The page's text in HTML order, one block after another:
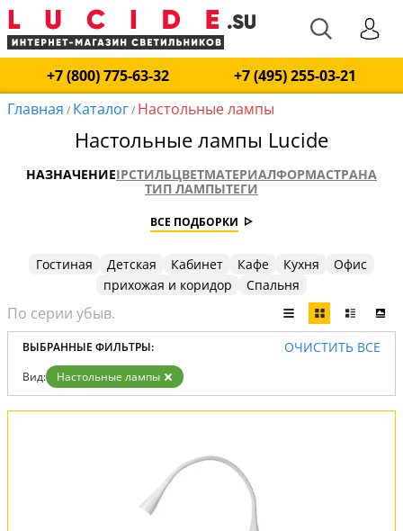
+7 (800) 775-63-32
+7 (495) 255-03-21
Главная / Каталог/ Настольные лампы
Настольные лампы Lucide
НАЗНАЧЕНИЕIPСТИЛЬЦВЕТМАТЕРИАЛФОРМАСТРАНА
ТИП ЛАМПЫТЕГИ
ВСЕ ПОДБОРКИ
Гостиная Детская Кабинет Кафе Кухня
Офис
прихожая и коридор
Спальня
ВЫБРАННЫЕ ФИЛЬТРЫ: ОЧИСТИТЬ ВСЕ
Вид: Настольные лампы